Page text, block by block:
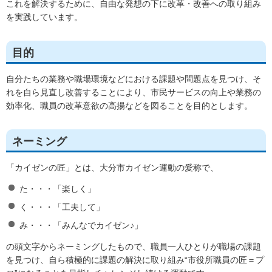
これを解決するために、自由な発想の下に改革・改善への取り組み
を実践しています。
目的
自分たちの業務や職場環境などにおける課題や問題点を見つけ、そ
れを自ら見直し改善することにより、市民サービスの向上や業務の
効率化、職員の改革意欲の高揚などを図ることを目的とします。
ネーミング
「カイゼンの匠」とは、大分市カイゼン運動の愛称で、
た・・・「楽しく」
く・・・「工夫して」
み・・・「みんなでカイゼン♪」
の頭文字からネーミングしたもので、職員一人ひとりが職場の課題
を見つけ、自ら積極的に課題の解決に取り組み“市役所職員の匠＝プ